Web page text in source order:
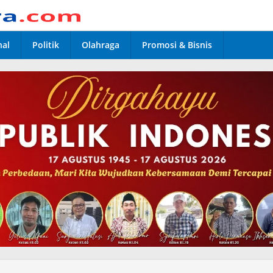
Politik Olahraga Promosi & Bisnis